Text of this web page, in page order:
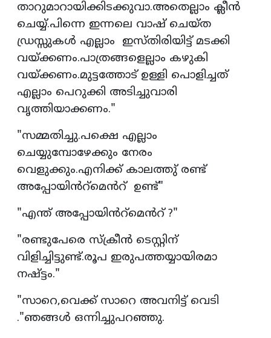
താറുമാറായിക്കിടക്കുവാ.അതെല്ലാം ക്ലീൻ
ചെയ്യ്.പിന്നെ ഇന്നലെ വാഷ് ചെയ്ത
ഡ്രസ്സുകൾ എല്ലാം ഇസ്തിരിയിട്ട് മടക്കി
വയ്ക്കണം.പാത്രങ്ങളെല്ലാം കഴുകി
വയ്ക്കണം.മുട്ടത്തോട് ഉള്ളി പൊളിച്ചത്
എല്ലാം പെറുക്കി അടിച്ചുവാരി
വൃത്തിയാക്കണം."
"സമ്മതിച്ചു.പക്ഷെ എല്ലാം
ചെയ്യുമ്പോഴേക്കും നേരം
വെളുക്കും.എനിക്ക് കാലത്തു് രണ്ട്
അപ്പോയിൻറ്മെൻറ് ഉണ്ട്"
"എന്ത് അപ്പോയിൻറ്മെൻറ് ?"
"രണ്ടുപേരെ സ്ക്രീൻ ടെസ്റ്റിന്
വിളിച്ചിട്ടുണ്ട്.രൂപ ഇരുപത്തയ്യായിരമാ
നഷ്ട്ടം."
"സാറെ,വെക്ക് സാറെ അവനിട്ട് വെടി
."ഞങ്ങൾ ഒന്നിച്ചുപറഞ്ഞു.